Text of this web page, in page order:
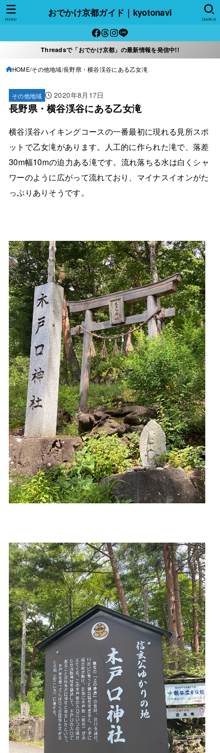
おでかけ京都ガイド｜kyotonavi
SEARCH
MENU
Threadsで「おでかけ京都」の最新情報を発信中!!
HOME その他地域 長野県・横谷渓谷にある乙女滝
その他地域 2020年8月17日
長野県・横谷渓谷にある乙女滝
横谷渓谷ハイキングコースの一番最初に現れる見所スポ
ットで乙女滝があります。人工的に作られた滝で、落差
30m幅10mの迫力ある滝です。流れ落ちる水は白くシャ
ワーのように広がって流れており、マイナスイオンがた
っぷりありそうです。